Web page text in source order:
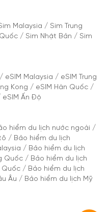
Malaysia / Sim Trung
/ Sim Nhật Bản / Sim
/ eSIM Malaysia / eSIM Trung
Kong / eSIM Hàn Quốc /
eSIM Ấn Độ
hiểm du lịch nước ngoài /
/ Bảo hiểm du lịch
/ Bảo hiểm du lịch
Quốc / Bảo hiểm du lịch
Quốc / Bảo hiểm du lịch
Âu / Bảo hiểm du lịch Mỹ